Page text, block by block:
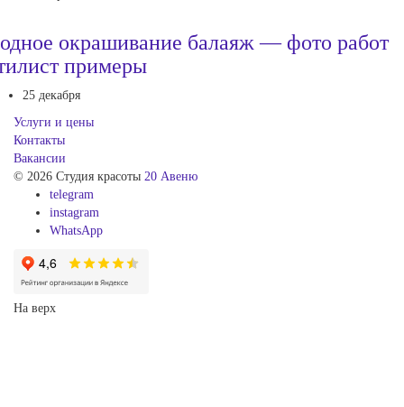
окрашивание балаяж — фото работ
примеры
25 декабря
Услуги и цены
Контакты
Вакансии
© 2026 Студия красоты 20 Авеню
telegram
instagram
WhatsApp
На верх